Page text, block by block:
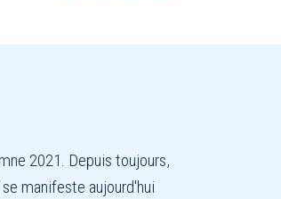
2021. Depuis toujours,
manifeste aujourd'hui